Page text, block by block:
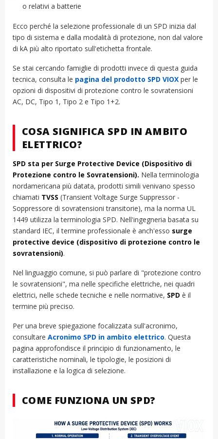
o relativi a batterie
Ecco perché la selezione professionale di un SPD inizia dal
tipo di sistema e dalla modalità di protezione, non dal valore
di kA più alto riportato sull'etichetta frontale.
Se stai cercando famiglie di prodotti invece di questa guida
tecnica, consulta le pagina del prodotto SPD VIOX per le
opzioni di dispositivi di protezione contro le sovratensioni
AC, DC, Tipo 1, Tipo 2 e Tipo 1+2.
COSA SIGNIFICA SPD IN AMBITO
ELETTRICO?
SPD sta per Surge Protective Device (Dispositivo di
Protezione contro le Sovratensioni). Nella terminologia
nordamericana più datata, prodotti simili venivano spesso
chiamati TVSS (Transient Voltage Surge Suppressor -
Soppressore di sovratensioni transitorie), ma la norma UL
1449 utilizza la terminologia SPD. Nell'ingegneria basata su
standard IEC, il termine professionale è anch'esso surge
protective device (dispositivo di protezione contro le
sovratensioni).
Nel linguaggio comune, si può parlare di "protezione contro
le sovratensioni", ma nelle specifiche elettriche, nei quadri
elettrici, nelle schede tecniche e nelle normative, SPD è il
termine più preciso.
Per una breve spiegazione focalizzata sull'acronimo,
consultare Acronimo SPD in ambito elettrico. Questa
pagina approfondisce il principio di funzionamento, le
caratteristiche nominali, le tipologie, le posizioni di
installazione e la logica di selezione.
COME FUNZIONA UN SPD?